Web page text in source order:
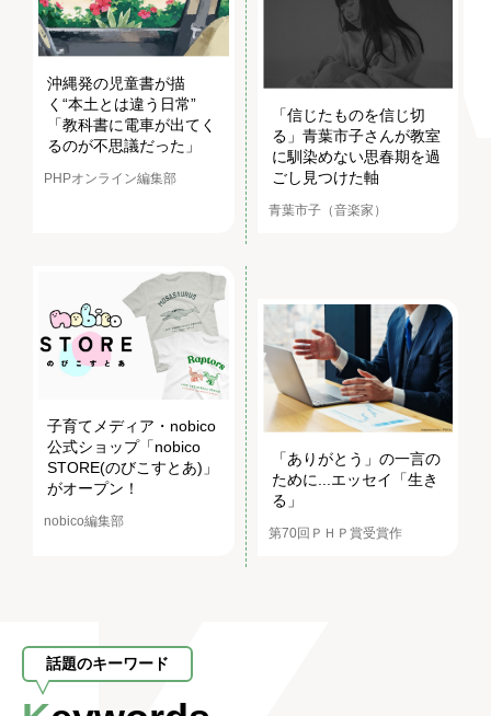
沖縄発の児童書が描
く“本土とは違う日常”
「教科書に電車が出てく
るのが不思議だった」
PHPオンライン編集部
「信じたものを信じ切
る」青葉市子さんが教室
に馴染めない思春期を過
ごし見つけた軸
青葉市子（音楽家）
子育てメディア・nobico
公式ショップ「nobico
STORE(のびこすとあ)」
がオープン！
nobico編集部
「ありがとう」の一言の
ために...エッセイ「生き
る」
第70回ＰＨＰ賞受賞作
話題のキーワード